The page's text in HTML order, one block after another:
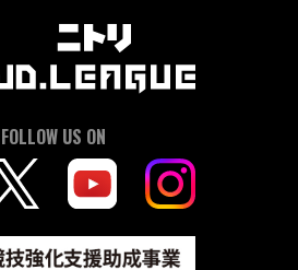
FOLLOW US ON